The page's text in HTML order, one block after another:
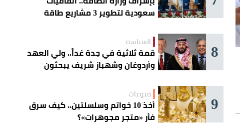
سعودية لتطوير 3 مشاريع طاقة
8 السياسة
قمة ثلاثية في جدة غداً.. ولي العهد
وأردوغان وشهباز شريف يبحثون
9 منوعات
أخذ 10 خواتم وسلسلتين.. كيف سرق
فأر «متجر مجوهرات»؟